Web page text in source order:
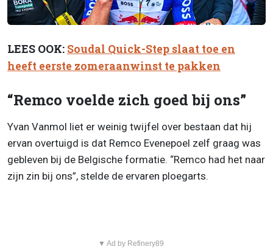
LEES OOK: Soudal Quick-Step slaat toe en
heeft eerste zomeraanwinst te pakken
“Remco voelde zich goed bij ons”
Yvan Vanmol liet er weinig twijfel over bestaan dat hij
ervan overtuigd is dat Remco Evenepoel zelf graag was
gebleven bij de Belgische formatie. “Remco had het naar
zijn zin bij ons”, stelde de ervaren ploegarts.
▼ Ad by Refinery89